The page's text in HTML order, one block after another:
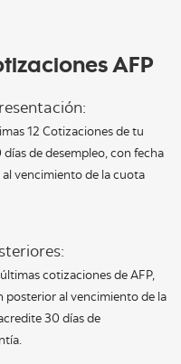
AFP
12 Cotizaciones de tu
días de desempleo, con fecha
vencimiento de la cuota
cotizaciones de AFP,
posterior al vencimiento de la
30 días de